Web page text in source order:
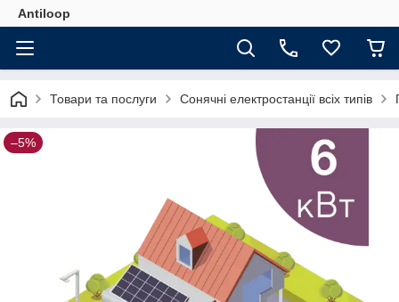
Antiloop
Товари та послуги Сонячні електростанції всіх типів
–5%